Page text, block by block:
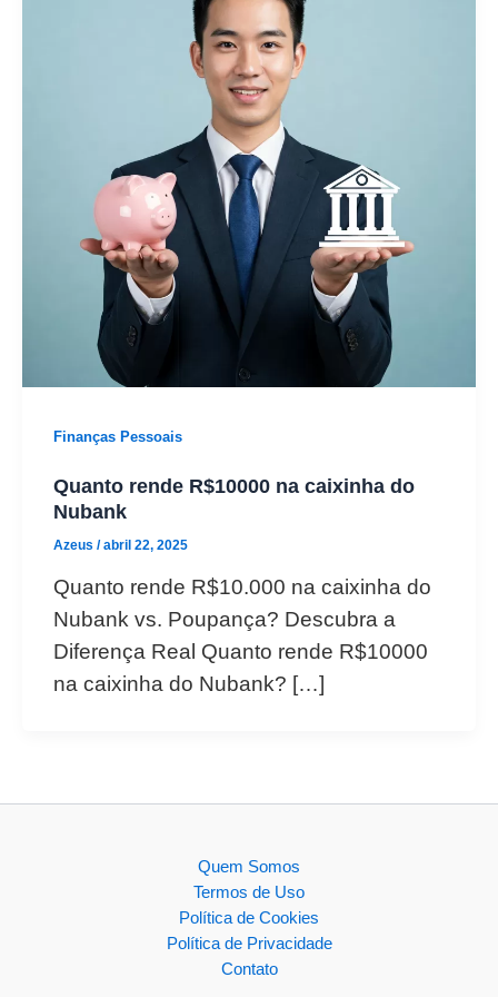
Finanças Pessoais
Quanto rende R$10000 na caixinha do
Nubank
Azeus /abril 22, 2025
Quanto rende R$10.000 na caixinha do
Nubank vs. Poupança? Descubra a
Diferença Real Quanto rende R$10000
na caixinha do Nubank? […]
Quem Somos
Termos de Uso
Política de Cookies
Política de Privacidade
Contato